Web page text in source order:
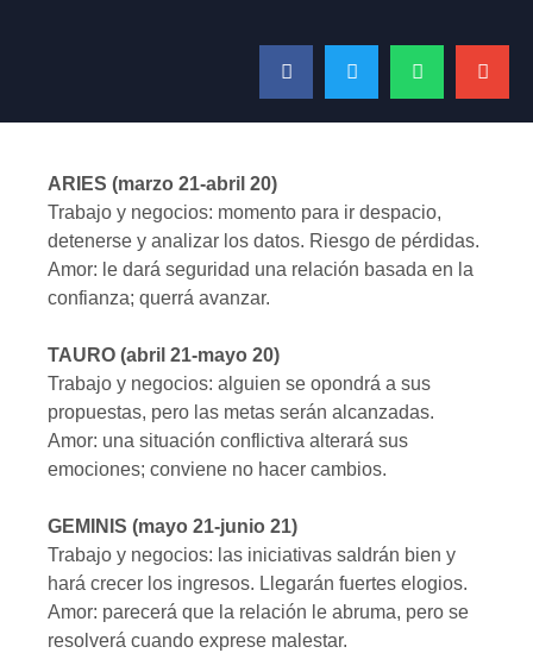
ARIES (marzo 21-abril 20)
Trabajo y negocios: momento para ir despacio,
detenerse y analizar los datos. Riesgo de pérdidas.
Amor: le dará seguridad una relación basada en la
confianza; querrá avanzar.
TAURO (abril 21-mayo 20)
Trabajo y negocios: alguien se opondrá a sus
propuestas, pero las metas serán alcanzadas.
Amor: una situación conflictiva alterará sus
emociones; conviene no hacer cambios.
GEMINIS (mayo 21-junio 21)
Trabajo y negocios: las iniciativas saldrán bien y
hará crecer los ingresos. Llegarán fuertes elogios.
Amor: parecerá que la relación le abruma, pero se
resolverá cuando exprese malestar.